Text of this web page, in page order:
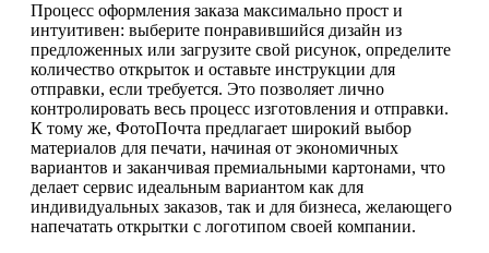
Процесс оформления заказа максимально прост и
интуитивен: выберите понравившийся дизайн из
предложенных или загрузите свой рисунок, определите
количество открыток и оставьте инструкции для
отправки, если требуется. Это позволяет лично
контролировать весь процесс изготовления и отправки.
К тому же, ФотоПочта предлагает широкий выбор
материалов для печати, начиная от экономичных
вариантов и заканчивая премиальными картонами, что
делает сервис идеальным вариантом как для
индивидуальных заказов, так и для бизнеса, желающего
напечатать открытки с логотипом своей компании.